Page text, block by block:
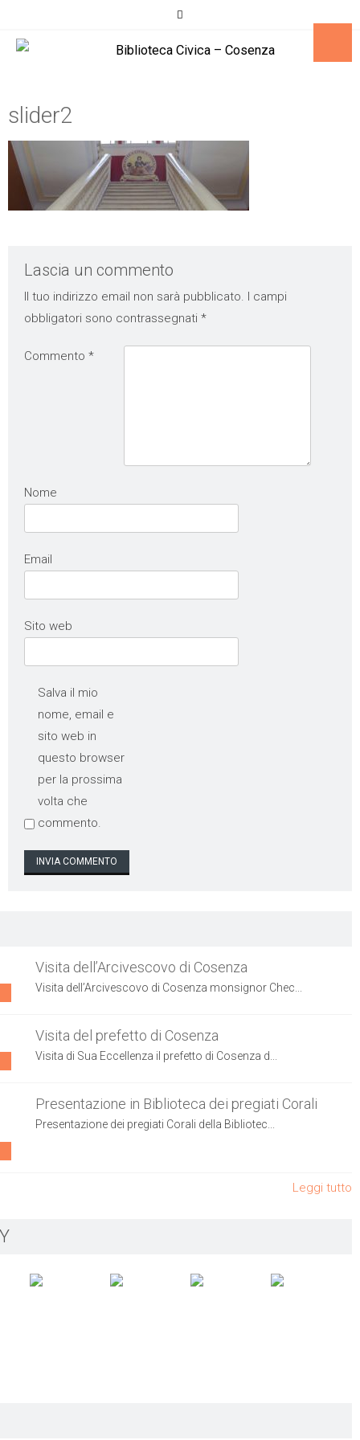
slider2
Lascia un commento
Il tuo indirizzo email non sarà pubblicato. I campi
obbligatori sono contrassegnati *
Commento *
Nome
Email
Sito web
Salva il mio
nome, email e
sito web in
questo browser
per la prossima
volta che
commento.
Visita dell’Arcivescovo di Cosenza
Visita dell’Arcivescovo di Cosenza monsignor Chec...
Visita del prefetto di Cosenza
Visita di Sua Eccellenza il prefetto di Cosenza d...
Presentazione in Biblioteca dei pregiati Corali
Presentazione dei pregiati Corali della Bibliotec...
Leggi tutto